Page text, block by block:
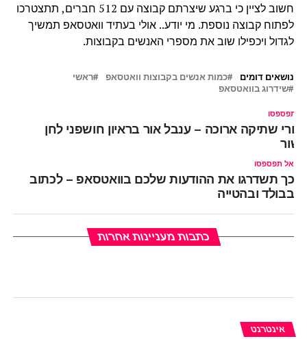
חשוב לציין כי ברגע שיצרתם קבוצה עם 512 חברים, תתצטרכו
לפתוח קבוצה נוספת. מי יודע.. אולי בעתיד וואטסאפ תמשיך
לגדול ויכפילו שוב את מספרי האנשים בקבוצות.
נושאים דומים כמות אנשים בקבוצות וואטסאפ
ראשי
שידרוג בוואטסאפ
תפספסו
שתיקה ארוכה – ענבל אור בראיון חושפני לחן
אל תפספסו
כך תשדרגו את ההודעות שלכם בוואטסאפ – לכתוב
בבולד ובהטייה
כתבות מעניינות אחרות
אינטרנט